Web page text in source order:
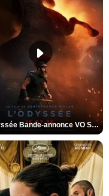
L'Odyssée Bande-annonce VO STFR